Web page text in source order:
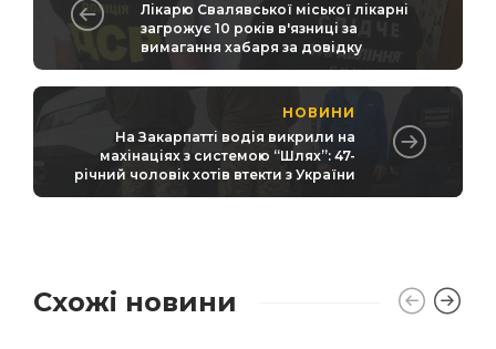
Лікарю Свалявської міської лікарні
загрожує 10 років в'язниці за
вимагання хабаря за довідку
НОВИНИ
На Закарпатті водія викрили на
махінаціях з системою “Шлях”: 47-
річний чоловік хотів втекти з України
Схожі новини